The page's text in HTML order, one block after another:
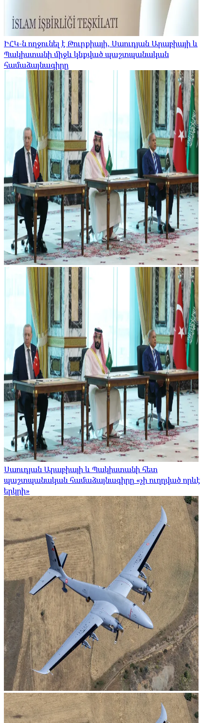
ԻՀԿ-ն ողջունել է Թուրքիայի, Սաուդյան Արաբիայի և
Պակիստանի միջև կնքված պաշտպանական
համաձայնագիրը
Սաուդյան Արաբիայի և Պակիստանի հետ
պաշտպանական համաձայնագիրը «չի ուղղված որևէ
երկրի»